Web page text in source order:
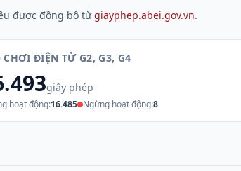
được đồng bộ từ giayphep.abei.gov.vn.
CHƠI ĐIỆN TỬ G2, G3, G4
giấy phép
hoạt động:16.485 Ngừng hoạt động:8